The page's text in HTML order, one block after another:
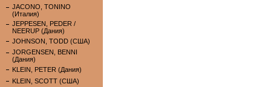
JACONO, TONINO
(Италия)
JEPPESEN, PEDER /
NEERUP (Дания)
JOHNSON, TODD (США)
JORGENSEN, BENNI
(Дания)
KLEIN, PETER (Дания)
KLEIN, SCOTT (США)